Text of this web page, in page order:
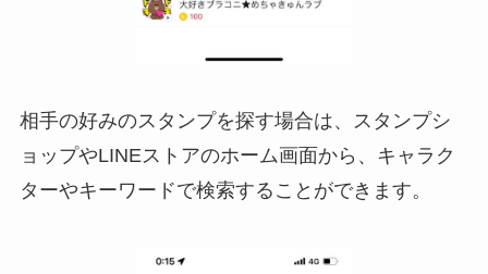
相手の好みのスタンプを探す場合は、スタンプシ
ョップやLINEストアのホーム画面から、キャラク
ターやキーワードで検索することができます。